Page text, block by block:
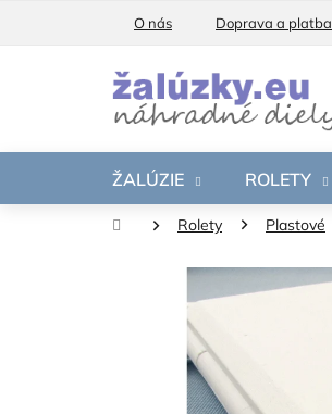
O nás Doprava a platba
ŽALÚZIE ROLETY
DomovRolety Plastové